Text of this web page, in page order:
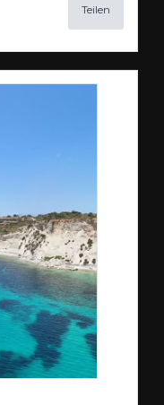
Teilen